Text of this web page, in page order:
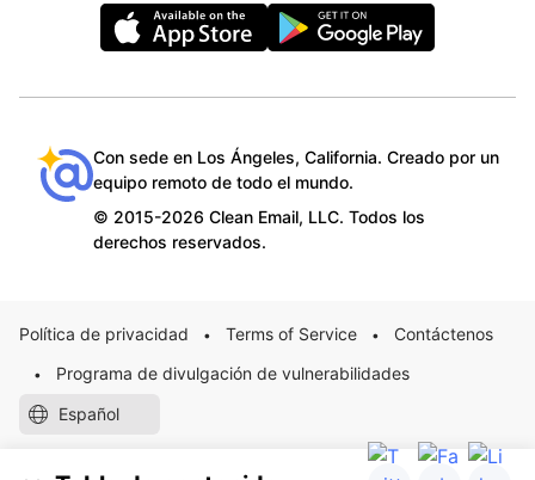
Con sede en Los Ángeles, California. Creado por un
equipo remoto de todo el mundo.
© 2015-2026 Clean Email, LLC. Todos los
derechos reservados.
Política de privacidad • Terms of Service • Contáctenos
•
Programa de divulgación de vulnerabilidades
Español